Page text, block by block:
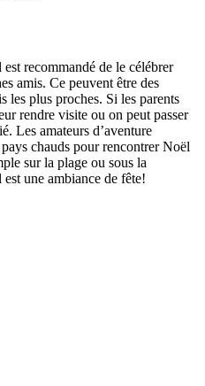
recommandé de le célébrer
amis. Сe peuvent être des
les plus proches. Si les parents
rendre visite ou on peut passer
Les amateurs d’aventure
chauds pour rencontrer Noël
sur la plage ou sous la
une ambiance de fête!